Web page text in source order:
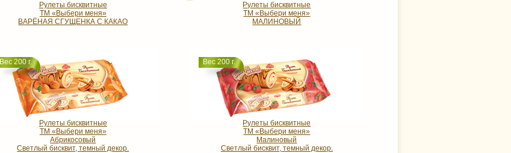
Рулеты бисквитные
ТМ «Выбери меня»
ВАРЁНАЯ СГУЩЕНКА С КАКАО
Рулеты бисквитные
ТМ «Выбери меня»
МАЛИНОВЫЙ
Вес 200 г.
Рулеты бисквитные
ТМ «Выбери меня»
Абрикосовый
Светлый бисквит, темный декор.
Вес 200 г.
Рулеты бисквитные
ТМ «Выбери меня»
Малиновый
Светлый бисквит, темный декор.